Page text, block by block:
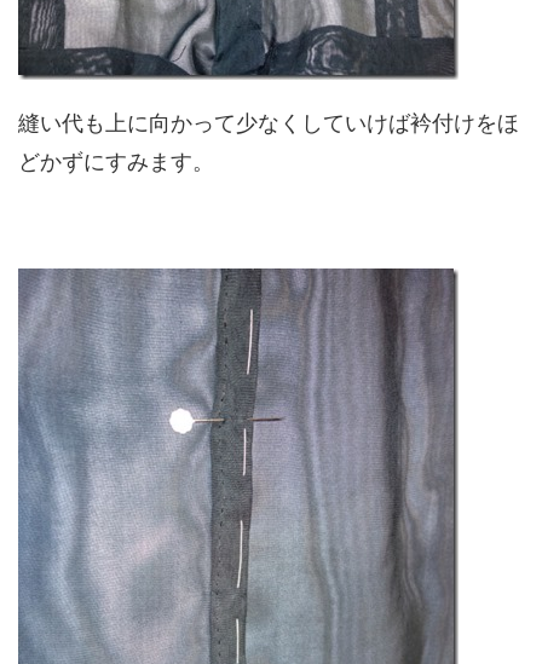
縫い代も上に向かって少なくしていけば衿付けをほ
どかずにすみます。